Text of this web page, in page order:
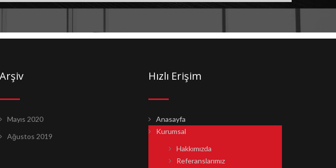
Arşiv
Mayıs 2020
Ağustos 2019
Hızlı Erişim
Anasayfa
Kurumsal
Hakkımızda
Referanslarımız